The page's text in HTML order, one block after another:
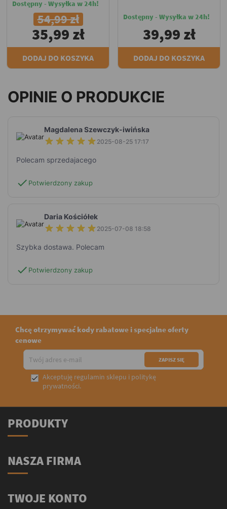
Dostępny - Wysyłka w 24h!
54,99 zł
35,99 zł
DODAJ DO KOSZYKA
Dostępny - Wysyłka w 24h!
39,99 zł
DODAJ DO KOSZYKA
OPINIE O PRODUKCIE
Magdalena Szewczyk-iwińska
2025-08-25 17:17
Polecam sprzedajacego
check Potwierdzony zakup
Daria Kościółek
2025-07-08 18:58
Szybka dostawa. Polecam
check Potwierdzony zakup
Chcę otrzymywać kody rabatowe i specjalne oferty
cenowe
 Akceptuję regulamin sklepu i politykę
prywatności.
PRODUKTY
NASZA FIRMA
TWOJE KONTO